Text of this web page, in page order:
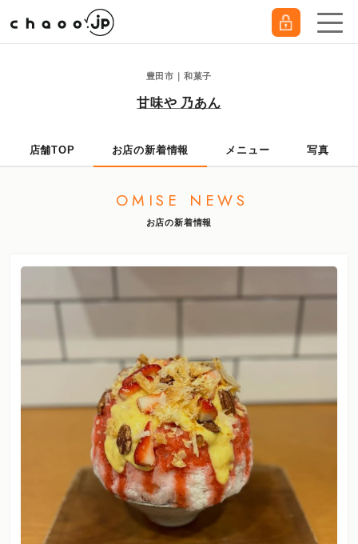
豊田市｜和菓子
甘味や 乃あん
店舗TOP お店の新着情報 メニュー 写真
OMISE NEWS
お店の新着情報